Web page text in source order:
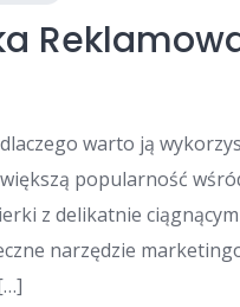
warto ją
popularność
z delikatnie
narzędzie